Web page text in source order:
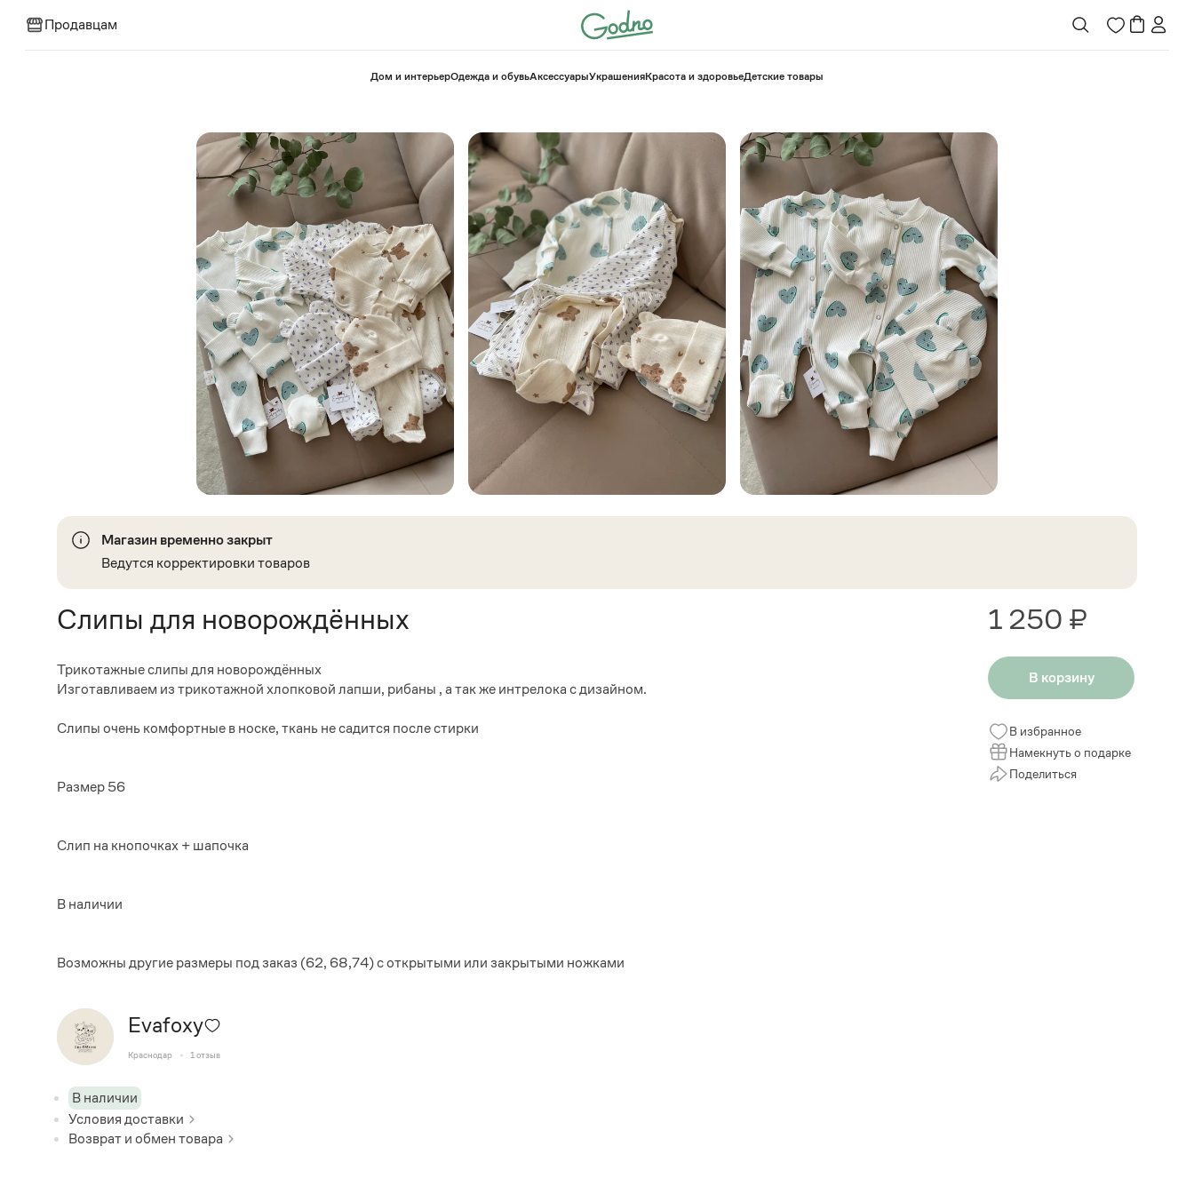
Продавцам
⁠Дом и интерьерОдежда и обувьАксессуарыУкрашенияКрасота и здоровье⁠Детские товары
Магазин временно закрыт
Ведутся корректировки товаров
Слипы для новорождённых
Трикотажные слипы для новорождённых
Изготавливаем из трикотажной хлопковой лапши, рибаны , а так же интрелока с дизайном.
Слипы очень комфортные в носке, ткань не садится после стирки
Размер 56
Слип на кнопочках + шапочка
В наличии
Возможны другие размеры под заказ (62, 68,74) с открытыми или закрытыми ножками
Evafoxy
Краснодар 1 отзыв
В наличии
Условия доставки
Возврат и обмен товара
1 250 ₽
В корзину
В избранное
Намекнуть о подарке
Поделиться